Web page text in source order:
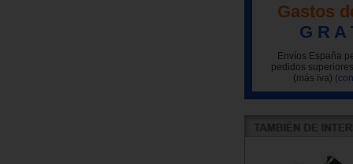
Gastos
G R A
Envíos España
pedidos
(más iva)